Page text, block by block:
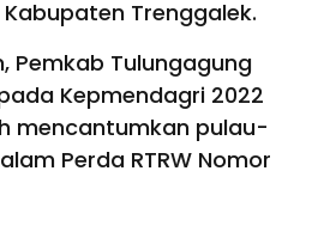
Trenggalek.
Pemkab Tulungagung
Kepmendagri 2022
mencantumkan pulau-
Perda RTRW Nomor